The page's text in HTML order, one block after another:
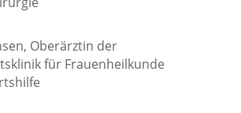
Oberärztin der
für Frauenheilkunde